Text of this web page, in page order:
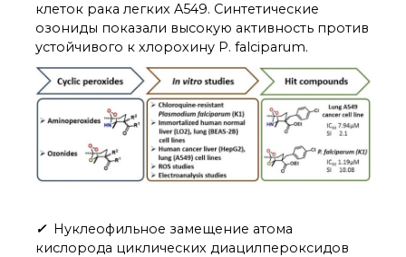
клеток рака легких A549. Синтетические
озониды показали высокую активность против
устойчивого к хлорохину P. falciparum.
✓ Нуклеофильное замещение атома
кислорода циклических диацилпероксидов